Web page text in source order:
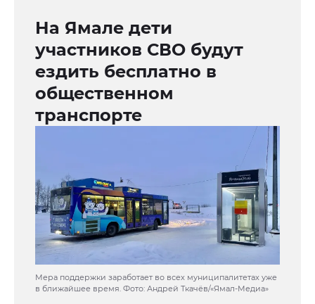
На Ямале дети
участников СВО будут
ездить бесплатно в
общественном
транспорте
Мера поддержки заработает во всех муниципалитетах уже
в ближайшее время. Фото: Андрей Ткачёв/«Ямал-Медиа»